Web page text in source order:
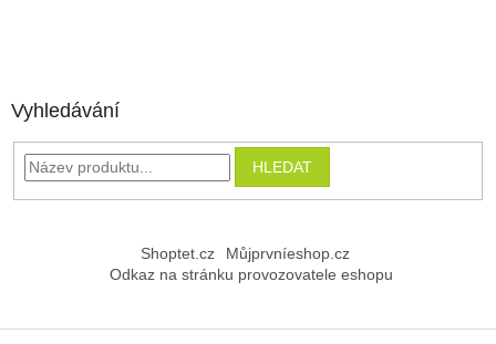
Vyhledávání
HLEDAT
Shoptet.cz
Můjprvníeshop.cz
Odkaz na stránku provozovatele eshopu